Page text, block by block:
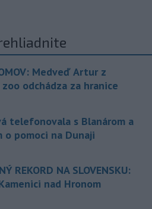
Medveď Artur z
odchádza za hranice
telefonovala s Blanárom a
o pomoci na Dunaji
REKORD NA SLOVENSKU:
nad Hronom